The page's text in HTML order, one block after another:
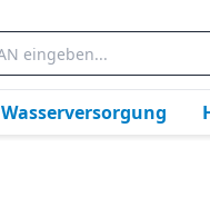
Wasserversorgung